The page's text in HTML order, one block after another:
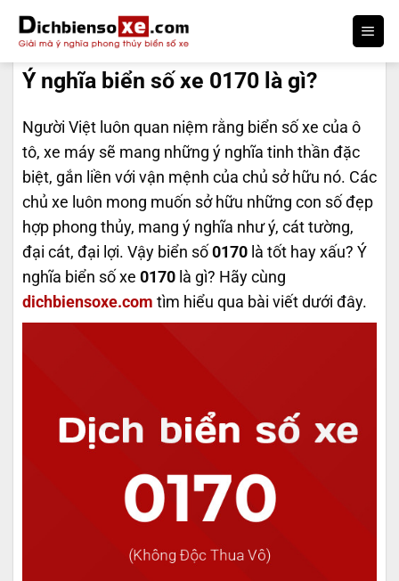
qua
nội
dungÝ nghĩa biển số xe 0170 là gì?
Người Việt luôn quan niệm rằng biển số xe của ô
tô, xe máy sẽ mang những ý nghĩa tinh thần đặc
biệt, gắn liền với vận mệnh của chủ sở hữu nó. Các
chủ xe luôn mong muốn sở hữu những con số đẹp
hợp phong thủy, mang ý nghĩa như ý, cát tường,
đại cát, đại lợi. Vậy biển số 0170 là tốt hay xấu? Ý
nghĩa biển số xe 0170 là gì? Hãy cùng
dichbiensoxe.com tìm hiểu qua bài viết dưới đây.